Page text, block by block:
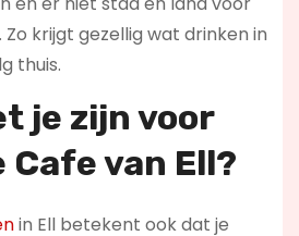
krijgt gezellig wat drinken in
thuis.
je zijn voor
van Ell?
in Ell betekent ook dat je